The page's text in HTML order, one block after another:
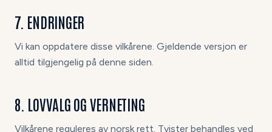
7. ENDRINGER
Vi kan oppdatere disse vilkårene. Gjeldende versjon er
alltid tilgjengelig på denne siden.
8. LOVVALG OG VERNETING
Vilkårene reguleres av norsk rett. Tvister behandles ved